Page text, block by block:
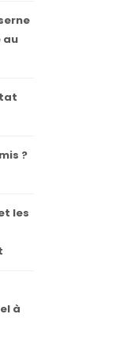
au
?
les
à